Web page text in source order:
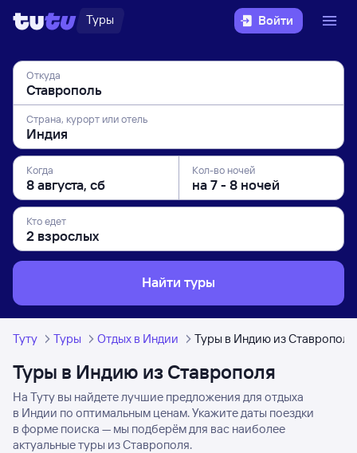
Туры Войти
Откуда
Страна, курорт или отель
Когда Кол-во ночей
Кто едет
Найти туры
Туту Туры Отдых в Индии Туры в Индию из Ставрополя
Туры в Индию из Ставрополя
На Туту вы найдете лучшие предложения для отдыха
в Индии по оптимальным ценам. Укажите даты поездки
в форме поиска — мы подберём для вас наиболее
актуальные туры из Ставрополя.